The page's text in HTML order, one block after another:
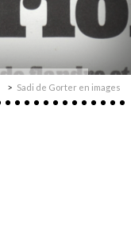
Sadi de Gorter en images